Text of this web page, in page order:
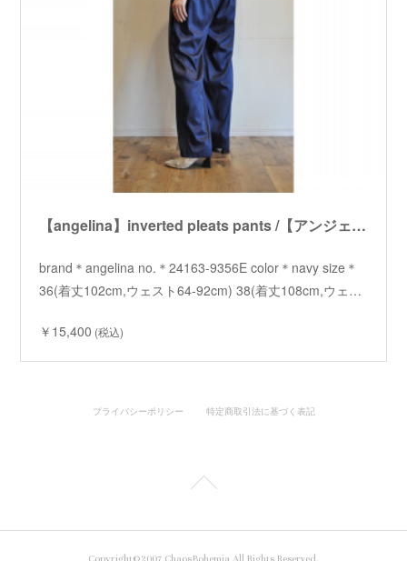
【angelina】inverted pleats pants /【アンジェリーナ】インバーテッドプリーツパンツ
brand＊angelina no.＊24163-9356E color＊navy size＊
36(着丈102cm,ウェスト64-92cm) 38(着丈108cm,ウェ…
￥15,400 (税込)
プライバシーポリシー 特定商取引法に基づく表記